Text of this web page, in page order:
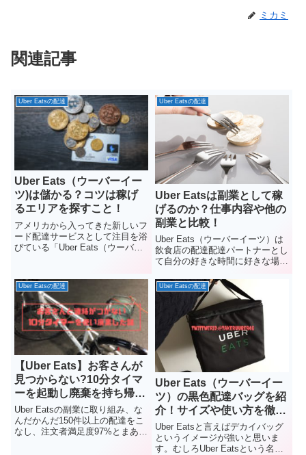
ミカミ
関連記事
Uber Eatsの配達
Uber Eats（ウーバーイー
ツ)は儲かる？コツは稼げ
るエリアを探すこと！
アメリカから入ってきた新しいフ
ード配達サービスとして注目を浴
びている「Uber Eats（ウーバー
やフリーターなどの仕事、会社員
の副業としても注目集めていま
す。都内でも緑色（黒色）...
Uber Eatsの配達
Uber Eatsは副業として稼
げるのか？仕事内容や他の
副業と比較！
Uber Eats（ウーバーイーツ）は
飲食店の配達配達パートナーとし
て自分の好きな時間に好きな場所
働き方です。雑誌「ダイヤモンド
Zai」やテレビ番組「ミスターサ
ンデー」「ワールドビジネスサテ
ライト」などにも取り...
Uber Eatsの配達
【Uber Eats】お客さんが
見つからない?10分タイマ
ーを起動し廃棄を持ち帰っ
た話
Uber Eatsの副業に取り組み、な
んだかんだ150件以上の配達をこ
なし、注文者満足度97%とまあま
Uber Eatsの配達
Uber Eats（ウーバーイー
ツ）の黒色配達バッグを紹
介！サイズや使い方を徹底
解説！
Uber Eatsと言えばデカイバッグ
というイメージが強いと思いま
す。むしろUber Eatsという名前